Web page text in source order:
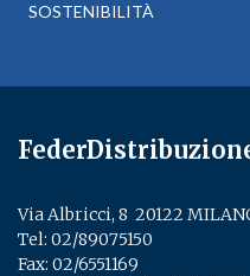
SOSTENIBILITÀ
Via Albricci, 8 ­ 20122
Tel: 02/89075150
Fax: 02/6551169